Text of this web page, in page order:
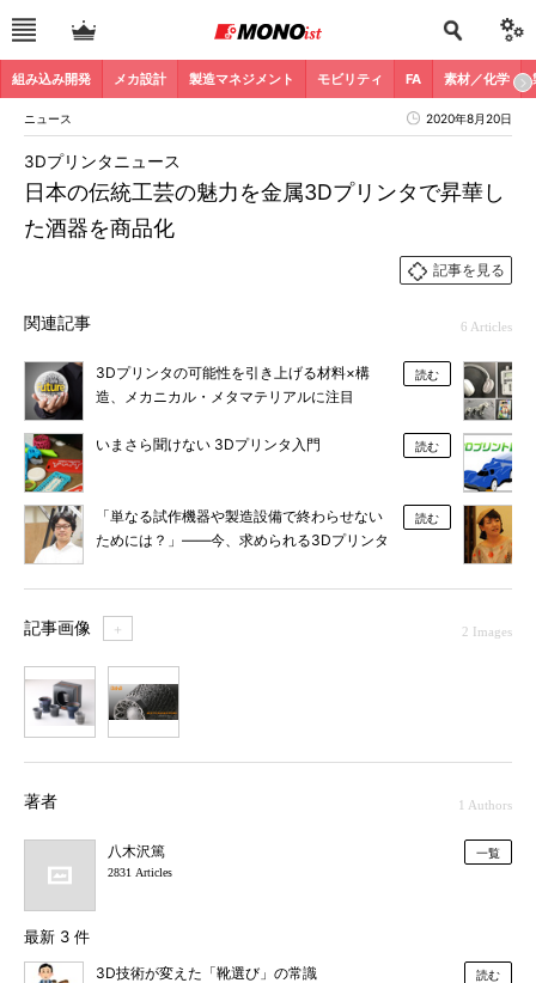
組み込み開発 メカ設計 製造マネジメント モビリティ FA 素材／化学
ニュース 2020年8月20日
日本の伝統工芸の魅力を金属3Dプリンタで昇華し
た酒器を商品化
3Dプリンタニュース
記事を見る
関連記事 6 Articles
3Dプリンタの可能性を引き上げる材料×構
造、メカニカル・メタマテリアルに注目
読む
いまさら聞けない 3Dプリンタ入門 読む
「単なる試作機器や製造設備で終わらせない
ためには？」――今、求められる3Dプリンタ
読む
記事画像 ＋ 2 Images
著者 1 Authors
八木沢篤
2831 Articles
一覧
最新 3 件
3D技術が変えた「靴選び」の常識 読む